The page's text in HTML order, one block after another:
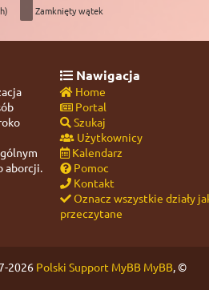
Zamknięty wątek
aborcji.
Nawigacja
Home
Portal
Szukaj
Użytkownicy
Kalendarz
Pomoc
Kontakt
Oznacz wszystkie działy
przeczytane
2026 Polski Support MyBB MyBB, ©